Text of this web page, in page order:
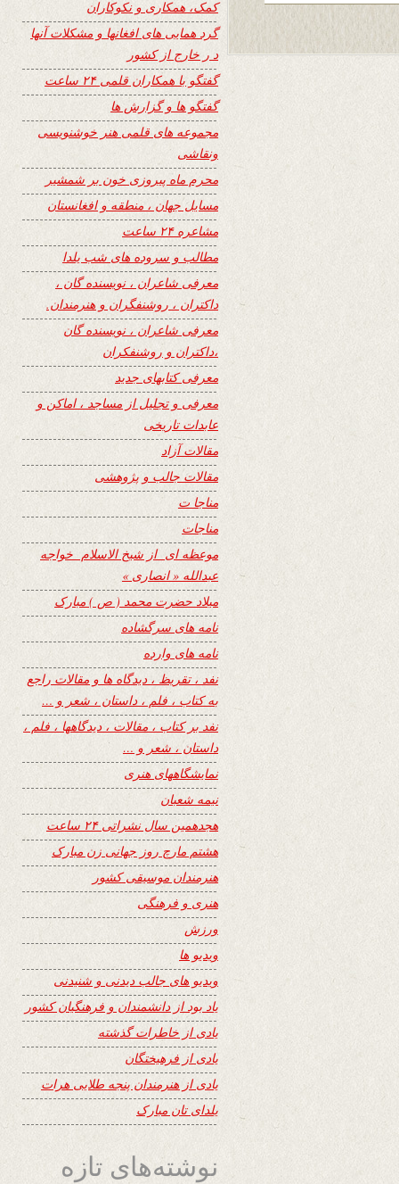
کمک، همکاری و نکوکاران
گرد همایی های افغانها و مشکلات آنها
د ر خارج از کشور
گفتگو با همکاران قلمی ۲۴ ساعت
گفتگو ها و گزارش ها
مجموعه های قلمی هنر خوشنویسی
ونقاشی
محرم ماه پیروزی خون بر شمشیر
مسایل جهان ، منطقه و افغانستان
مشاعره ۲۴ ساعت
مطالب و سروده های شب یلدا
معرفی شاعران ، نویسنده گان ،
داکتران ، روشنفگران و هنرمندان.
معرفی شاعران ، نویسنده گان
،داکتران و روشنفکران
معرفی کتابهای جدید
معرفی و تجلیل از مساجد ، اماکن و
عابدات تاریخی
مقالات آزاد
مقالات جالب و پژوهشی
مناجا ت
مناجات
موعظه ای از شیخ الاسلام خواجه
عبدالله « انصاری »
میلاد حضرت محمد ( ص ) مبارک
نامه های سرگشاده
نامه های وارده
نفد ، تقریظ ، دیدگاه ها و مقالات راجع
به کتاب ، فلم ، داستان ، شعر و …
نفد بر کتاب ، مقالات ، دیدگاهها ، فلم ،
داستان ، شعر و …
نمایشگاههای هنری
نیمه شعبان
هجدهمین سال نشراتی ۲۴ ساعت
هشتم مارچ روز جهانی زن مبارک
هنرمندان موسیقی کشور
هنری و فرهنگی
ورزش
ویدیو ها
ویدیو های جالب دیدنی و شنیدنی
یاد بود از دانشمندان و فرهنگیان کشور
یادی از خاطرات گذشته
یادی از فرهیختگان
یادی از هنرمندان پنجه طلایی هرات
یلدای تان مبارک
نوشته‌های تازه